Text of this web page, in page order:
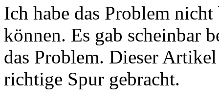
Ich habe das Problem
können. Es gab scheinbar
das Problem. Dieser
richtige Spur gebracht.